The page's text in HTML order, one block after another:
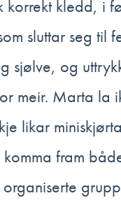
korrekt kledd, i
sluttar seg til
sjølve, og
meir. Marta la
likar
fram